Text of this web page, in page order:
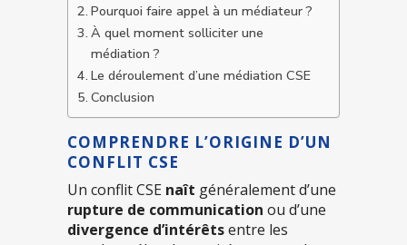
Pourquoi faire appel à un médiateur ?
À quel moment solliciter une
médiation ?
Le déroulement d’une médiation CSE
Conclusion
COMPRENDRE L’ORIGINE D’UN
CONFLIT CSE
Un conflit CSE naît généralement d’une
rupture de communication ou d’une
divergence d’intérêtsentre les